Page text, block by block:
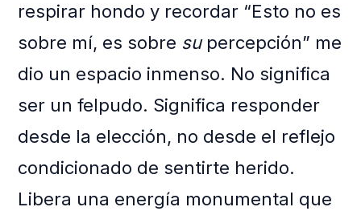
respirar hondo y recordar “Esto no es
sobre mí, es sobre supercepción” me
dio un espacio inmenso. No significa
ser un felpudo. Significa responder
desde la elección, no desde el reflejo
condicionado de sentirte herido.
Libera una energía monumental que